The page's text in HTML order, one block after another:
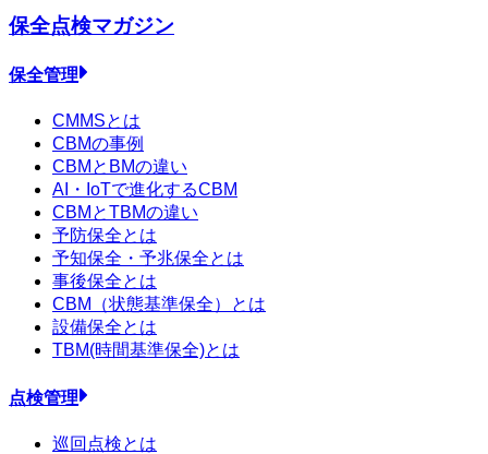
保全点検マガジン
保全管理
CMMSとは
CBMの事例
CBMとBMの違い
AI・IoTで進化するCBM
CBMとTBMの違い
予防保全とは
予知保全・予兆保全とは
事後保全とは
CBM（状態基準保全）とは
設備保全とは
TBM(時間基準保全)とは
点検管理
巡回点検とは